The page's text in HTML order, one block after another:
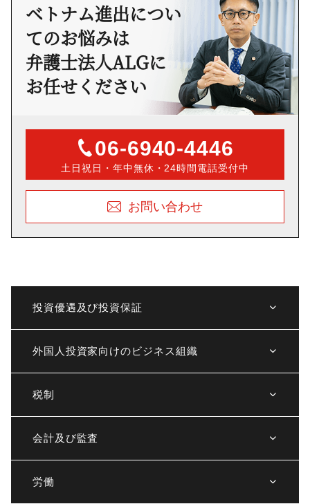
ベトナム進出につい
てのお悩みは
弁護士法人ALGに
お任せください
06-6940-4446
土日祝日・年中無休・24時間電話受付中
お問い合わせ
投資優遇及び投資保証
外国人投資家向けのビジネス組織
税制
会計及び監査
労働